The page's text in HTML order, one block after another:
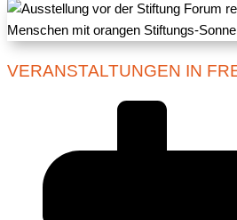
VERANSTALTUNGEN IN